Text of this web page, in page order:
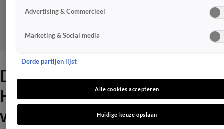
De Staatsloterij Show met
Hélène Hendriks trekt aardig
wat kijkers ondanks
Advertising & Commercieel
Marketing & Social media
Derde partijen lijst
Alle cookies accepteren
Huidige keuze opslaan